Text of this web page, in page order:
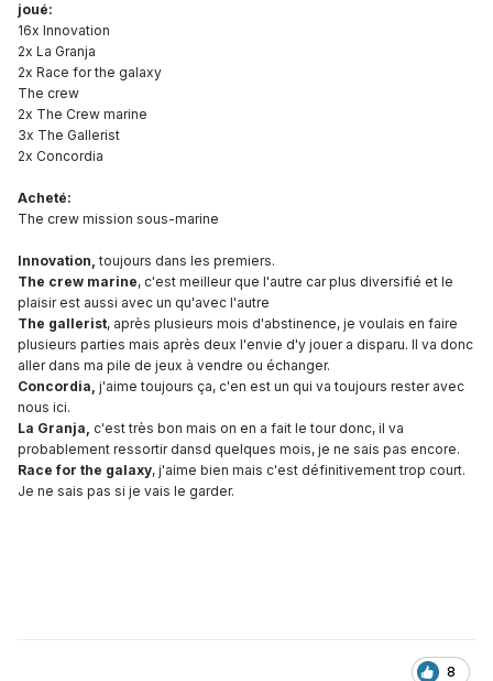
joué:
16x Innovation
2x La Granja
2x Race for the galaxy
The crew
2x The Crew marine
3x The Gallerist
2x Concordia
Acheté:
The crew mission sous-marine
Innovation,toujours dans les premiers.
The crew marine, c'est meilleur que l'autre car plus diversifié et le
plaisir est aussi avec un qu'avec l'autre
The gallerist, après plusieurs mois d'abstinence, je voulais en faire
plusieurs parties mais après deux l'envie d'y jouer a disparu. Il va donc
aller dans ma pile de jeux à vendre ou échanger.
Concordia, j'aime toujours ça, c'en est un qui va toujours rester avec
nous ici.
La Granja, c'est très bon mais on en a fait le tour donc, il va
probablement ressortir dansd quelques mois, je ne sais pas encore.
Race for the galaxy, j'aime bien mais c'est définitivement trop court.
Je ne sais pas si je vais le garder.
8